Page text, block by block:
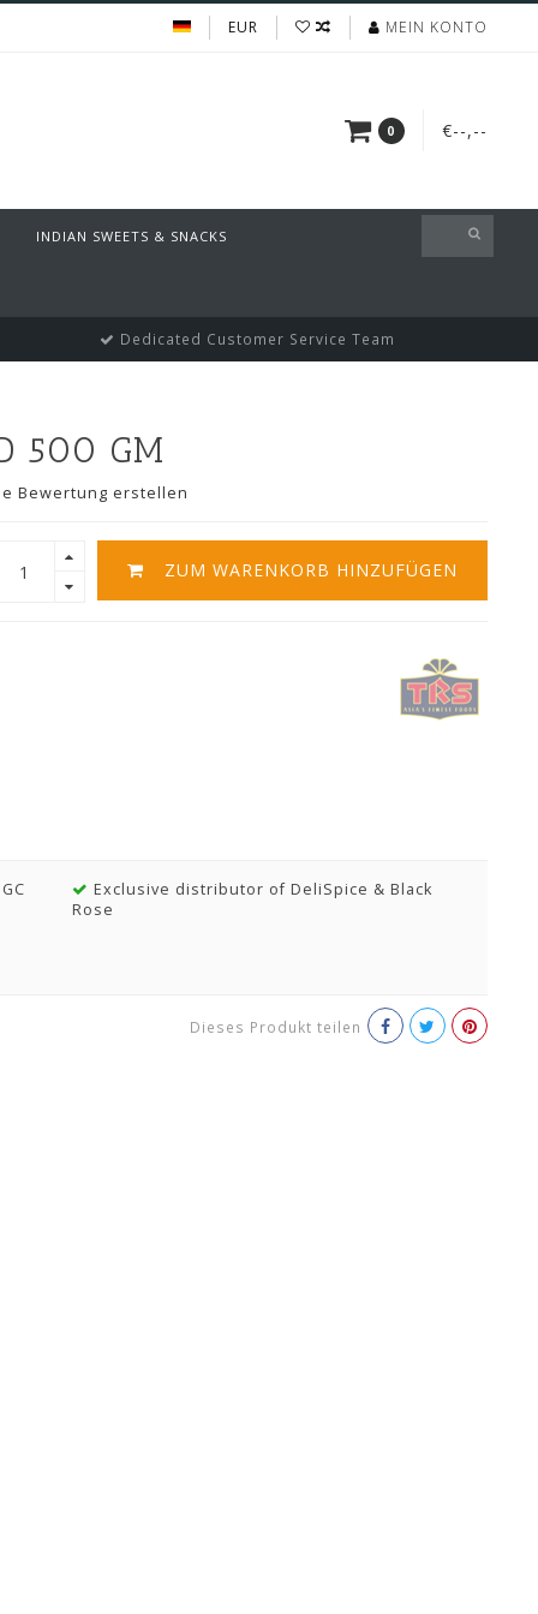
EUR MEIN KONTO
0 €--,--
INDIAN SWEETS & SNACKS
Dedicated Customer Service Team
500 GM
Bewertung erstellen
ZUM WARENKORB HINZUFÜGEN
Exclusive distributor of DeliSpice & Black
Rose
Dieses Produkt teilen